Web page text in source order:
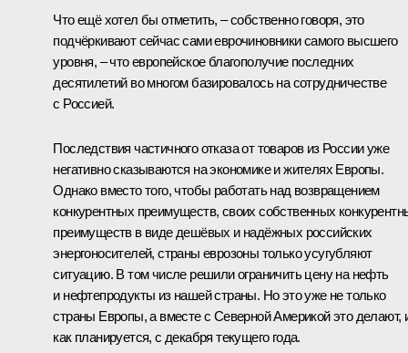
Что ещё хотел бы отметить, – собственно говоря, это
подчёркивают сейчас сами еврочиновники самого высшего
уровня, – что европейское благополучие последних
десятилетий во многом базировалось на сотрудничестве
с Россией.
Последствия частичного отказа от товаров из России уже
негативно сказываются на экономике и жителях Европы.
Однако вместо того, чтобы работать над возвращением
конкурентных преимуществ, своих собственных
преимуществ в виде дешёвых и надёжных российских
энергоносителей, страны еврозоны только усугубляют
ситуацию. В том числе решили ограничить цену на нефть
и нефтепродукты из нашей страны. Но это уже не только
страны Европы, а вместе с Северной Америкой это делают,
как планируется, с декабря текущего года.